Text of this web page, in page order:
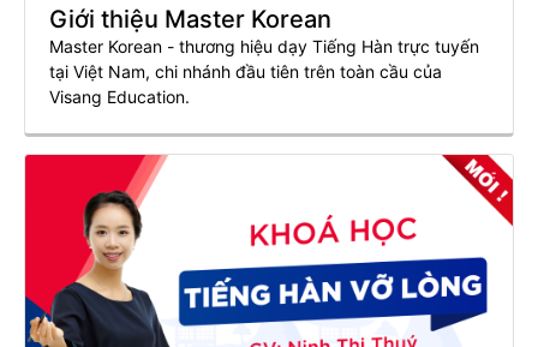
Giới thiệu Master Korean
Master Korean - thương hiệu dạy Tiếng Hàn trực tuyến
tại Việt Nam, chi nhánh đầu tiên trên toàn cầu của
Visang Education.